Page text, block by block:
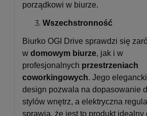
porządkowi w biurze.
Wszechstronność
Biurko OGI Drive sprawdzi się
w domowym biurze, jak i w
profesjonalnych przestrzeniach
coworkingowych. Jego
design pozwala na dopasowanie
stylów wnętrz, a elektryczna
sprawia, że jest to produkt idealny